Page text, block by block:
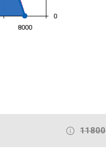
8000
0
11800